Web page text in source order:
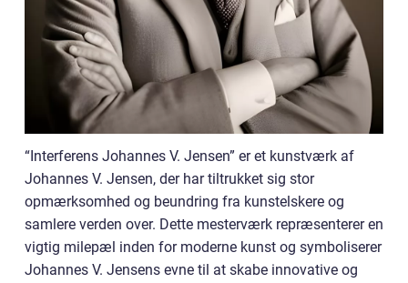
“Interferens Johannes V. Jensen” er et kunstværk af
Johannes V. Jensen, der har tiltrukket sig stor
opmærksomhed og beundring fra kunstelskere og
samlere verden over. Dette mesterværk repræsenterer en
vigtig milepæl inden for moderne kunst og symboliserer
Johannes V. Jensens evne til at skabe innovative og